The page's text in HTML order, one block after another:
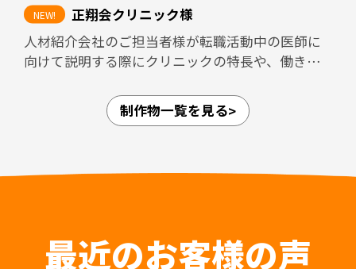
加えて、採用面接では毎回同じ内容を説明する必
要があり、面接担当者の負担が大きくなりがちで
す。本パンフレットを活用しながら面談を進める
減にもつながる設計としています。
正翔会クリニック様
人材紹介会社のご担当者様が転職活動中の医師に
向けて説明する際にクリニックの特長や、働きや
愛知県内4拠点（江南・小牧・一宮・名古屋市守山
ていることや、医師が診療に専念できること、紹
はもちろん入職後の認識相違なども防止すること
が可能です。
制作物一覧を見る
最近のお客様の声